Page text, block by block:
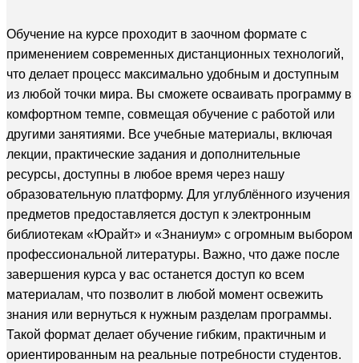
Обучение на курсе проходит в заочном формате с
применением современных дистанционных технологий,
что делает процесс максимально удобным и доступным
из любой точки мира. Вы сможете осваивать программу в
комфортном темпе, совмещая обучение с работой или
другими занятиями. Все учебные материалы, включая
лекции, практические задания и дополнительные
ресурсы, доступны в любое время через нашу
образовательную платформу. Для углублённого изучения
предметов предоставляется доступ к электронным
библиотекам «Юрайт» и «Знаниум» с огромным выбором
профессиональной литературы. Важно, что даже после
завершения курса у вас останется доступ ко всем
материалам, что позволит в любой момент освежить
знания или вернуться к нужным разделам программы.
Такой формат делает обучение гибким, практичным и
ориентированным на реальные потребности студентов.